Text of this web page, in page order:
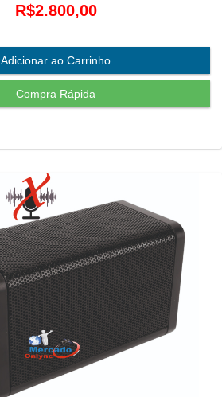
R$2.800,00